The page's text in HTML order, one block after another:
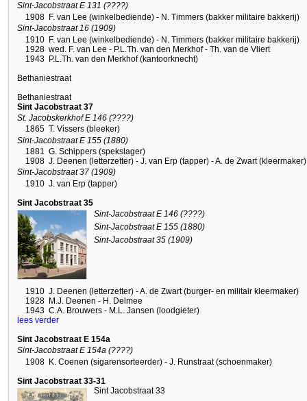
Sint-Jacobstraat E 131 (????)
1908 F. van Lee (winkelbediende) - N. Timmers (bakker militaire bakkerij)
Sint-Jacobstraat 16 (1909)
1910 F. van Lee (winkelbediende) - N. Timmers (bakker militaire bakkerij)
1928 wed. F. van Lee - P.L.Th. van den Merkhof - Th. van de Vliert
1943 P.L.Th. van den Merkhof (kantoorknecht)
Bethaniestraat
Bethaniestraat
Sint Jacobstraat 37
St. Jacobskerkhof E 146 (????)
1865 T. Vissers (bleeker)
Sint-Jacobstraat E 155 (1880)
1881 G. Schippers (spekslager)
1908 J. Deenen (letterzetter) - J. van Erp (tapper) - A. de Zwart (kleermaker)
Sint-Jacobstraat 37 (1909)
1910 J. van Erp (tapper)
Sint Jacobstraat 35
Sint-Jacobstraat E 146 (????)
Sint-Jacobstraat E 155 (1880)
Sint-Jacobstraat 35 (1909)
1910 J. Deenen (letterzetter) - A. de Zwart (burger- en militair kleermaker)
1928 M.J. Deenen - H. Delmee
1943 C.A. Brouwers - M.L. Jansen (loodgieter)
lees verder
Sint Jacobstraat E 154a
Sint-Jacobstraat E 154a (????)
1908 K. Coenen (sigarensorteerder) - J. Runstraat (schoenmaker)
Sint Jacobstraat 33-31
Sint Jacobstraat 33